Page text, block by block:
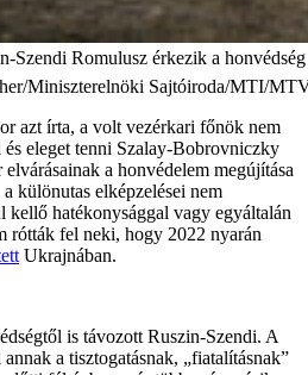
Szendi Romulusz érkezik a
Miniszterelnöki Sajtóiroda/MTI/
azt írta, a volt vezérkari főnök nem
eleget tenni Szalay-Bobrovniczky
a honvédelem megújítása
különutas elképzelései nem
kellő hatékonysággal vagy egyáltalán
rótták fel neki, hogy 2022 nyarán
Ukrajnában.
is távozott Ruszin-Szendi. A
a tisztogatásnak, „fiatalításnak”